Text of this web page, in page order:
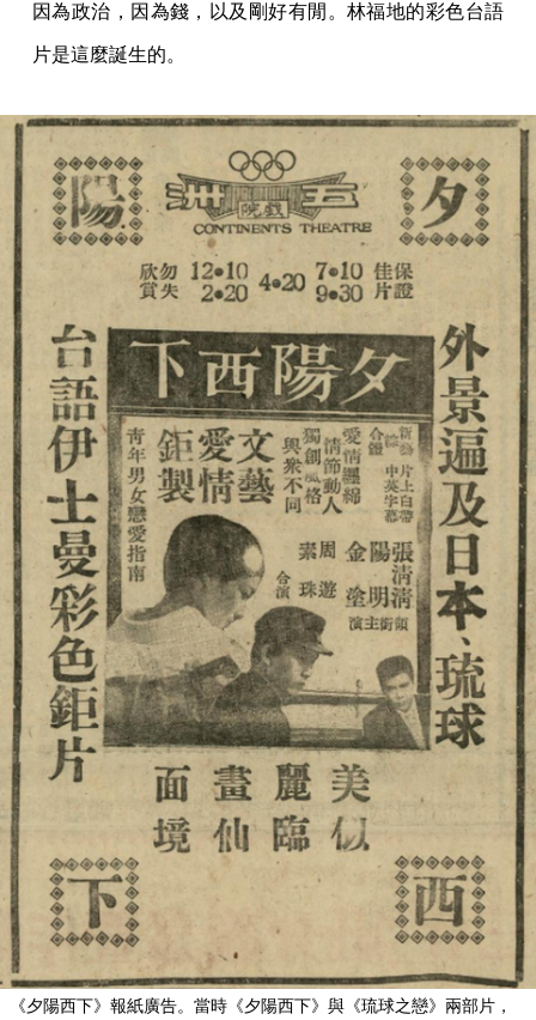
因為政治，因為錢，以及剛好有閒。林福地的彩色台語
片是這麼誕生的。
《夕陽西下》報紙廣告。當時《夕陽西下》與《琉球之戀》兩部片，